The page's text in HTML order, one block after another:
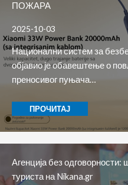
ПОЖАРА
2025-10-03
Национални систем за
објавио је обавештење о
преносивог пуњача…
ПРОЧИТАЈ
Агенција без одговорности:
туриста на Nikana.gr